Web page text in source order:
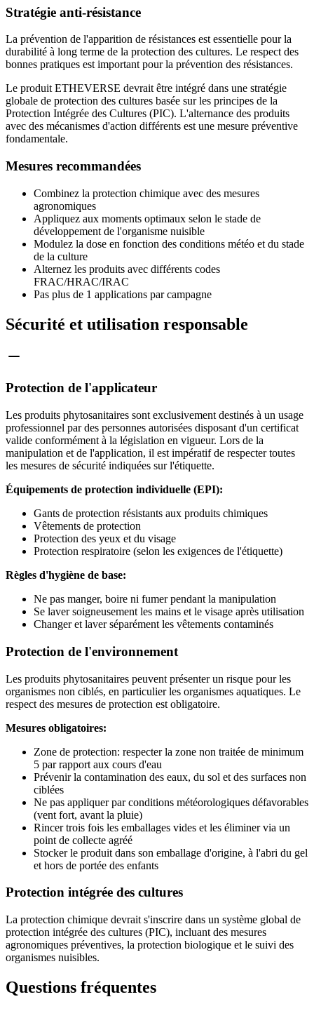
Stratégie anti-résistance
La prévention de l'apparition de résistances est essentielle pour la
durabilité à long terme de la protection des cultures. Le respect des
bonnes pratiques est important pour la prévention des résistances.
Le produit ETHEVERSE devrait être intégré dans une stratégie
globale de protection des cultures basée sur les principes de la
Protection Intégrée des Cultures (PIC). L'alternance des produits
avec des mécanismes d'action différents est une mesure préventive
fondamentale.
Mesures recommandées
Combinez la protection chimique avec des mesures
agronomiques
Appliquez aux moments optimaux selon le stade de
développement de l'organisme nuisible
Modulez la dose en fonction des conditions météo et du stade
de la culture
Alternez les produits avec différents codes
FRAC/HRAC/IRAC
Pas plus de 1 applications par campagne
Sécurité et utilisation responsable
Protection de l'applicateur
Les produits phytosanitaires sont exclusivement destinés à un usage
professionnel par des personnes autorisées disposant d'un certificat
valide conformément à la législation en vigueur. Lors de la
manipulation et de l'application, il est impératif de respecter toutes
les mesures de sécurité indiquées sur l'étiquette.
Équipements de protection individuelle (EPI):
Gants de protection résistants aux produits chimiques
Vêtements de protection
Protection des yeux et du visage
Protection respiratoire (selon les exigences de l'étiquette)
Règles d'hygiène de base:
Ne pas manger, boire ni fumer pendant la manipulation
Se laver soigneusement les mains et le visage après utilisation
Changer et laver séparément les vêtements contaminés
Protection de l'environnement
Les produits phytosanitaires peuvent présenter un risque pour les
organismes non ciblés, en particulier les organismes aquatiques. Le
respect des mesures de protection est obligatoire.
Mesures obligatoires:
Zone de protection: respecter la zone non traitée de minimum
5 par rapport aux cours d'eau
Prévenir la contamination des eaux, du sol et des surfaces non
ciblées
Ne pas appliquer par conditions météorologiques défavorables
(vent fort, avant la pluie)
Rincer trois fois les emballages vides et les éliminer via un
point de collecte agréé
Stocker le produit dans son emballage d'origine, à l'abri du gel
et hors de portée des enfants
Protection intégrée des cultures
La protection chimique devrait s'inscrire dans un système global de
protection intégrée des cultures (PIC), incluant des mesures
agronomiques préventives, la protection biologique et le suivi des
organismes nuisibles.
Questions fréquentes